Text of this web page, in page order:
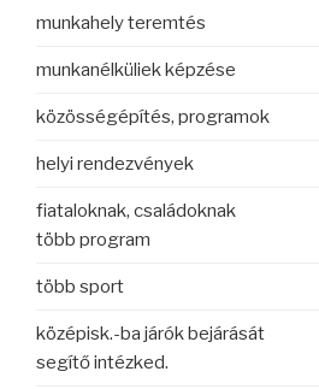
munkahely teremtés
munkanélküliek képzése
közösségépítés, programok
helyi rendezvények
fiataloknak, családoknak
több program
több sport
középisk.-ba járók bejárását
segítő intézked.